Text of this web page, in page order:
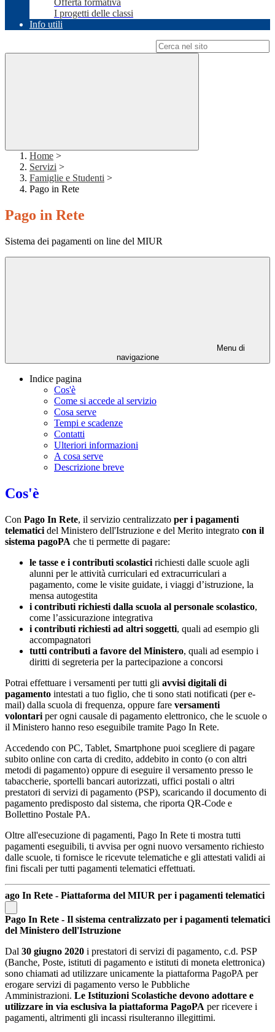
Offerta formativa
I progetti delle classi
Info utili
Home >
Servizi >
Famiglie e Studenti >
Pago in Rete
Pago in Rete
Sistema dei pagamenti on line del MIUR
Menu di
navigazione
Indice pagina
Cos'è
Come si accede al servizio
Cosa serve
Tempi e scadenze
Contatti
Ulteriori informazioni
A cosa serve
Descrizione breve
Cos'è
Con Pago In Rete, il servizio centralizzato per i pagamenti
telematici del Ministero dell'Istruzione e del Merito integrato con il
sistema pagoPA che ti permette di pagare:
le tasse e i contributi scolastici richiesti dalle scuole agli
alunni per le attività curriculari ed extracurriculari a
pagamento, come le visite guidate, i viaggi d’istruzione, la
mensa autogestita
i contributi richiesti dalla scuola al personale scolastico,
come l’assicurazione integrativa
i contributi richiesti ad altri soggetti, quali ad esempio gli
accompagnatori
tutti contributi a favore del Ministero, quali ad esempio i
diritti di segreteria per la partecipazione a concorsi
Potrai effettuare i versamenti per tutti gli avvisi digitali di
pagamento intestati a tuo figlio, che ti sono stati notificati (per e-
mail) dalla scuola di frequenza, oppure fare versamenti
volontari per ogni causale di pagamento elettronico, che le scuole o
il Ministero hanno reso eseguibile tramite Pago In Rete.
Accedendo con PC, Tablet, Smartphone puoi scegliere di pagare
subito online con carta di credito, addebito in conto (o con altri
metodi di pagamento) oppure di eseguire il versamento presso le
tabaccherie, sportelli bancari autorizzati, uffici postali o altri
prestatori di servizi di pagamento (PSP), scaricando il documento di
pagamento predisposto dal sistema, che riporta QR-Code e
Bollettino Postale PA.
Oltre all'esecuzione di pagamenti, Pago In Rete ti mostra tutti
pagamenti eseguibili, ti avvisa per ogni nuovo versamento richiesto
dalle scuole, ti fornisce le ricevute telematiche e gli attestati validi ai
fini fiscali per tutti pagamenti telematici effettuati.
ago In Rete - Piattaforma del MIUR per i pagamenti telematici
Pago In Rete - Il sistema centralizzato per i pagamenti telematici
del Ministero dell'Istruzione
Dal 30 giugno 2020 i prestatori di servizi di pagamento, c.d. PSP
(Banche, Poste, istituti di pagamento e istituti di moneta elettronica)
sono chiamati ad utilizzare unicamente la piattaforma PagoPA per
erogare servizi di pagamento verso le Pubbliche
Amministrazioni. Le Istituzioni Scolastiche devono adottare e
utilizzare in via esclusiva la piattaforma PagoPA per ricevere i
pagamenti, altrimenti gli incassi risulteranno illegittimi.